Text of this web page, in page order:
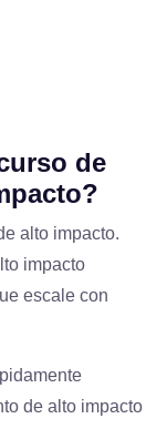
de
alto impacto.
impacto
escale con
de alto impacto